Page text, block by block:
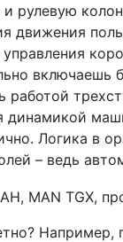
и рулевую
движения
включаешь
работой
динамикой
Логика в
– ведь
Например,